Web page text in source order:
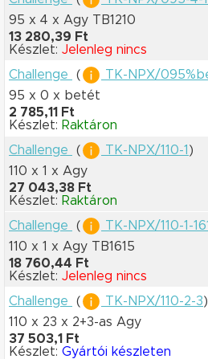
95 x 4 x Agy TB1210
13 280,39 Ft
Készlet: Jelenleg nincs
Challenge
( TK-NPX/
95 x 0 x betét
2 785,11 Ft
Készlet: Raktáron
Challenge
( TK-NPX/110-1 )
110 x 1 x Agy
27 043,38 Ft
Készlet: Raktáron
Challenge
( TK-NPX/110-1-
110 x 1 x Agy TB1615
18 760,44 Ft
Készlet: Jelenleg nincs
Challenge
( TK-NPX/110-2-3)
110 x 23 x 2+3-as Agy
37 503,1 Ft
Készlet: Gyártói készleten